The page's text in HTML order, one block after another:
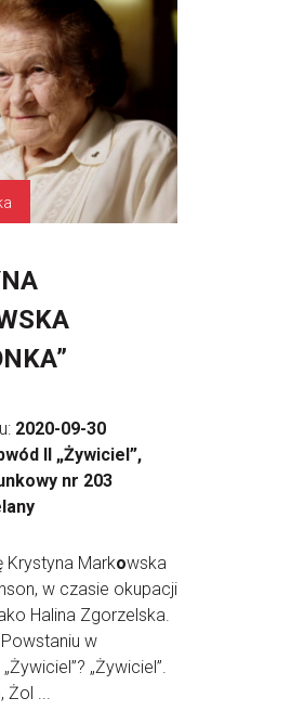
2020-09-30
II „Żywiciel”,
nr 203
Krystyna Markowska
w czasie okupacji
Halina Zgorzelska.
w
„Żywiciel”.
Żol ...